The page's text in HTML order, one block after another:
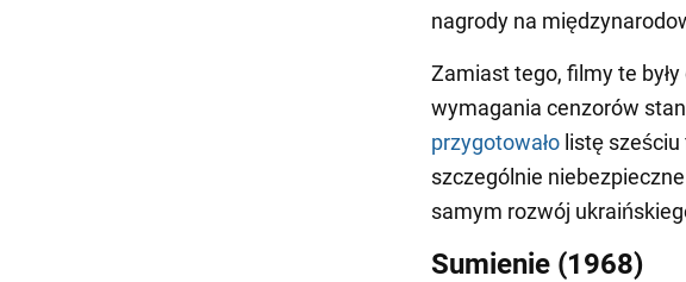
nagrody na
Zamiast tego, filmy te
wymagania cenzorów
przygotowało listę
szczególnie
samym rozwój
Sumienie (1968)